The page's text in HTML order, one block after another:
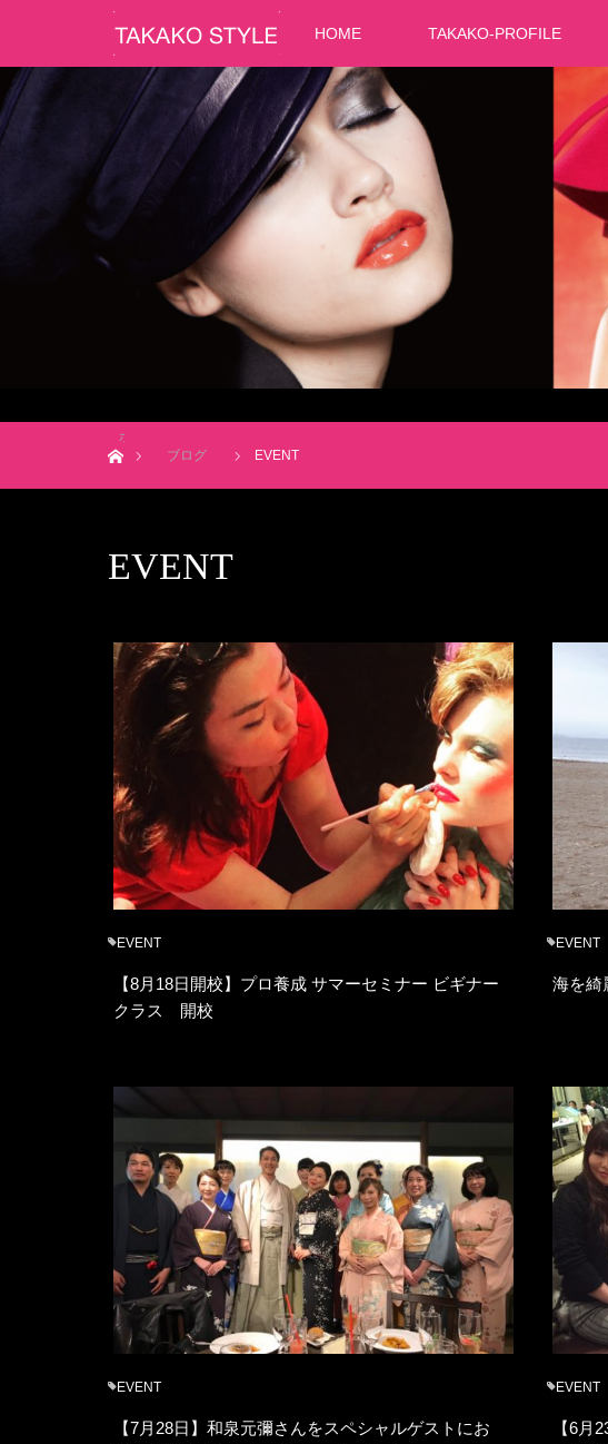
HOME TAKAKO-PROFILE
ホーム
ブログ
EVENT
EVENT
EVENT
【8月18日開校】プロ養成 サマーセミナー ビギナー
クラス 開校
EVENT
海を綺
EVENT
【7月28日】和泉元彌さんをスペシャルゲストにお
EVENT
【6月